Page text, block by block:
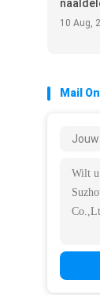
te
10 Aug,
Mail